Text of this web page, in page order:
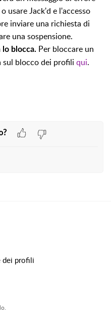
usare Jack'd e l'accesso
inviare una richiesta di
una sospensione.
lo blocca. Per bloccare un
blocco dei profili qui.
dei profili